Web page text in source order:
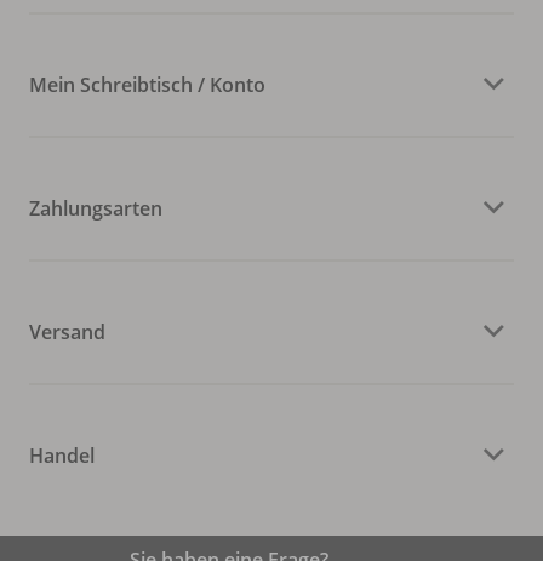
Mein Schreibtisch / Konto
Zahlungsarten
Versand
Handel